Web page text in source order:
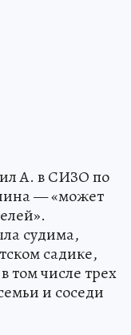
А. в СИЗО по
— «может
судима,
садике,
том числе трех
и соседи